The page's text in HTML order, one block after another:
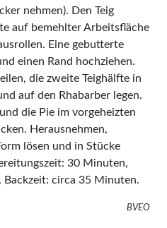
nehmen). Den Teig
auf bemehlter Arbeitsfläche
Eine gebutterte
einen Rand hochziehen.
die zweite Teighälfte in
auf den Rhabarber legen.
die Pie im vorgeheizten
Herausnehmen,
lösen und in Stücke
30 Minuten,
circa 35 Minuten.
BVEO